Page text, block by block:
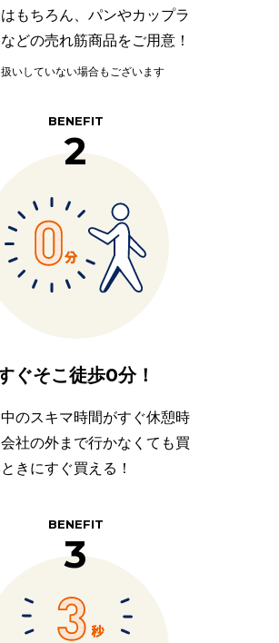
もちろん、パンやカップラ
どの売れ筋商品をご用意！
いしていない場合もございます
BENEFIT
2
ぐそこ徒歩0分！
のスキマ時間がすぐ休憩時
社の外まで行かなくても買
きにすぐ買える！
BENEFIT
3